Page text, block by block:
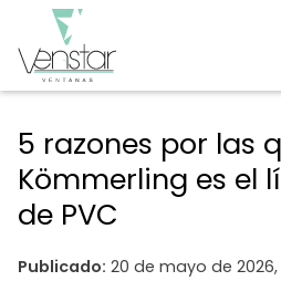
5 razones por las
Kömmerling es el
de PVC
Publicado: 20 de mayo de 2026,